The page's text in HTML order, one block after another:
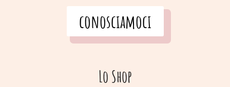
conosciamoci
Lo Shop